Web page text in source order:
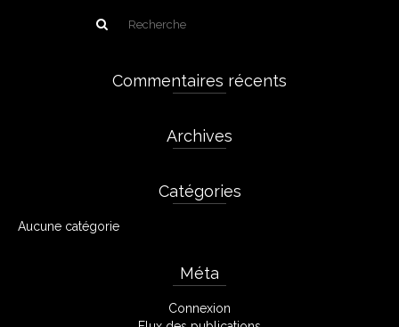
Commentaires récents
Archives
Catégories
Aucune catégorie
Méta
Connexion